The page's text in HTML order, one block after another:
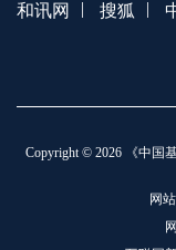
和讯网 搜狐
Copyright © 2026 《中国
网